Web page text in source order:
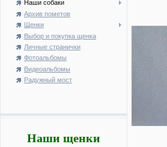
Наши собаки
Архив пометов
Щенки
Выбор и покупка щенка
Личные странички
Фотоальбомы
Видеоальбомы
Радужный мост
Наши щенки